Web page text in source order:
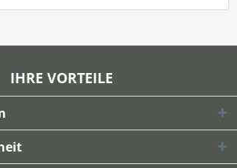
IHRE VORTEILE